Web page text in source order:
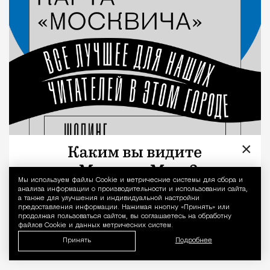
Уведомление
Мы используем файлы Сookie и метрические системы для сбора и
анализа информации о производительности и использовании сайта,
а также для улучшения и индивидуальной настройки
предоставления информации. Нажимая кнопку «Принять» или
продолжая пользоваться сайтом, вы соглашаетесь на обработку
файлов Cookie и данных метрических систем.
Принять Подробнее
×